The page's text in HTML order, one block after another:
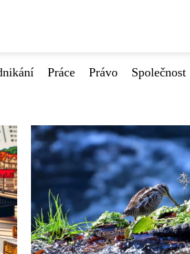
Práce Právo Společnost